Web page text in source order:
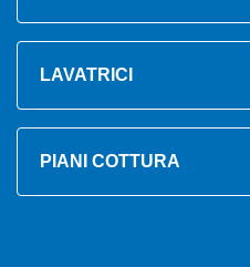
LAVATRICI
PIANI COTTURA